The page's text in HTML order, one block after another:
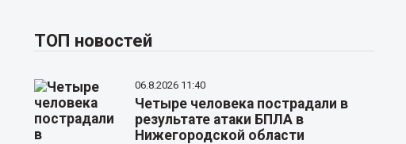
ТОП новостей
06.8.2026 11:40
Четыре человека пострадали в
результате атаки БПЛА в
Нижегородской области